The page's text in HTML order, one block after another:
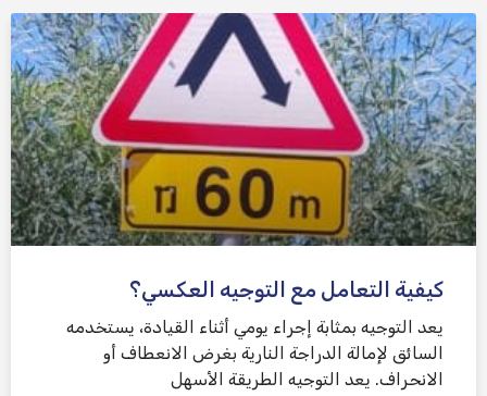
كيفية التعامل مع التوجيه العكسي؟
يعد التوجيه بمثابة إجراء يومي أثناء القيادة، يستخدمه
السائق لإمالة الدراجة النارية بغرض الانعطاف أو
الانحراف. يعد التوجيه الطريقة الأسهل